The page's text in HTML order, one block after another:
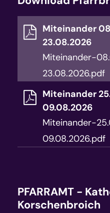
Miteinander
23.08.2026
Miteinander-
23.08.2026.pdf
Miteinander
09.08.2026
Miteinander-
09.08.2026.pdf
PFARRAMT -
Korschenbroich